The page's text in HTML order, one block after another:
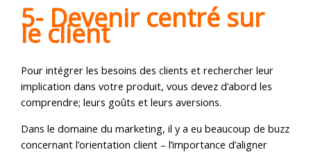
5- Devenir centré sur
le client
Pour intégrer les besoins des clients et rechercher leur
implication dans votre produit, vous devez d’abord les
comprendre; leurs goûts et leurs aversions.
Dans le domaine du marketing, il y a eu beaucoup de buzz
concernant l’orientation client – l’importance d’aligner